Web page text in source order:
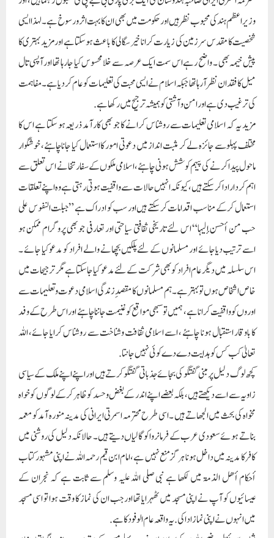
وزیراعظم ہند کی محبوب نظر ہیں اور حکومت میں بھی ان کا بہت اثر و رسوخ ہے ۔ لہذا ایسی
شخصیت کا مقدس سرزمین کی زیارت کرانا خیر سگالی کا باعث ہوسکتا ہے اور مزید بہتری کا
پیش خیمہ بھی ۔ واضح رہے اس سمت ایک عرصہ سے خلا محسوس کیا جارہا تھا اور آپسی تال
میل کا فقدان نظر آرہا تھا جبکہ اسلام نے ایسی محبت کی تعلیمات کو عام کردیا ہے ۔ مفاہمت
کی ترغیب دی ہے اور امن وآشتی کو ہمیشہ ترجیح میں رکھا ہے.
مزید یہ کہ اسلامی تعلیمات سے روشناس کرانے کا جو بھی کارآمد ذریعہ ہو سکتا ہے اس کا
مختلف پہلو سے جائزہ لے کر مثبت انداز میں دعوتی امور کا استعمال کیا جانا چاہئے، خوشگوار
ماحول پیدا کرنے کی پیہم کوشش ہونی چاہئے، اسلامی ملکوں کے سفارتخانے اس تعلق سے
اہم کردار ادا کرسکتے ہیں، کیونکہ انہیں حالات سے واقفیت ہوتی رہتی ہے وہ اپنے تعلقات
استعمال کرکے مناسب اقدامات کرسکتے ہیں اور سب کو ادراک ہے ”جبلت النفوس علی
حب من أحسن إلیہا“ اس لئے تاریخی ثقافتی سیاحتی اور تعارفی جو بھی پروگرام ممکن ہو
اسے ترتیب دیا جائے اور مسلمانوں کے لئے پلکیں بچھانے والے افراد کو مدعو کیا جائے ۔
اس سلسلہ میں دیگر عام افراد کو بھی شرکت کے لئے مدعو کیا جاسکتا ہے مگر ترجیحات میں
خاص اشخاص ہوں تو بہتر ہے ۔ ہم مسلمانوں کا مقصدِ زندگی اسلامی دعوت وتعليمات سے
اوروں کو واقفیت کرانا ہے، ہمیں تو سبھی مواقع کو غنیمت جاننا چاہئے اور اس طرح کے وفد
کا باوقار استقبال ہونا چاہئے ، اسے اسلامی ثقافت وشناخت سے روشناس کرایا جائے، اللہ
تعالیٰ کب کس کو ہدایت دے دے کوئی نہیں جانتا.
کچھ لوگ دلیل پر مبنی گفتگو کی بجائے جذباتی گفتگو کرتے ہیں اور اپنے اپنے ملک کے سیاسی
زاویہ سے اسے دیکھتے ہیں ، بلکہ بعضےاپنے اندر کے بغض وحسد کو ظاہر کرکے لوگوں کو خواہ
مخواہ کی بحث میں الجھاتے ہیں ۔ اسی طرح محترمہ اسمرتی ایرانی کی مدینہ منورہ آمد کو معمہ
بناتے ہوئے سعودی عرب کے فرمانروا کو گالیاں دیتے ہیں ۔ حالانکہ دلیل کی روشنی میں
کافر کا مدینہ میں داخل ہونا ہرگز منع نہیں ہے، امام ابن قیم رحمہ اللہ نے اپنی مشہور کتاب
أحکام أھل الذمۃ میں لکھا ہے نبی صلی اللہ علیہ وسلم سے ثابت ہے کہ نجران کے
عیسائیوں کو آپ نے اپنی مسجد میں ٹھہرایا تھا اور جب ان کی نماز کا وقت ہوا تو اسی مسجد
میں انہوں نے اپنی نماز ادا کی. یہ واقعہ عام الوفود کا ہے.